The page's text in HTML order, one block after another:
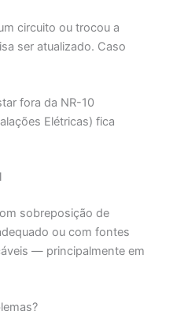
circuito ou trocou a
ser atualizado. Caso
fora da NR-10
Elétricas) fica
sobreposição de
ou com fontes
— principalmente em